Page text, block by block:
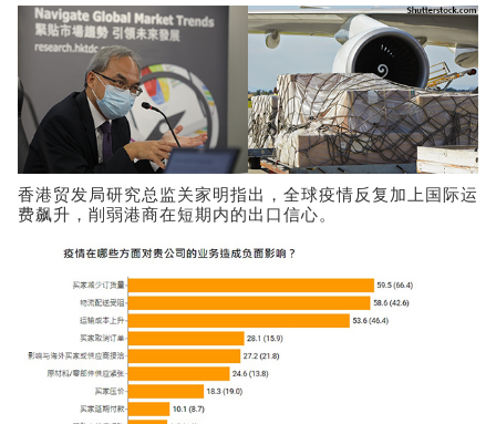
香港贸发局研究总监关家明指出，全球疫情反复加上国际运
费飙升，削弱港商在短期内的出口信心。